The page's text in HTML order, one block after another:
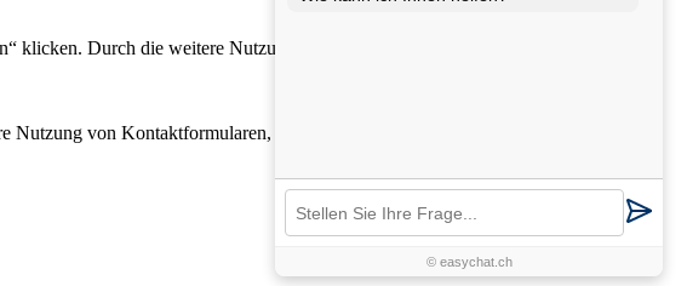
klicken. Durch die weitere Nutzung unserer Website stimmen Sie der Verwendung
Nutzung von Kontaktformularen, die Anmeldung in Ihrem Kundenkonto (wo
© easychat.ch